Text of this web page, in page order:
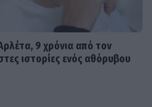
9 χρόνια από τον
ιστορίες ενός αθόρυβου